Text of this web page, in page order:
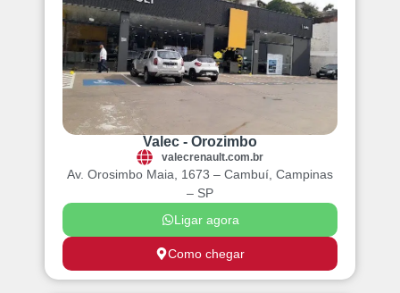
Valec - Orozimbo
valecrenault.com.br
Como chegar
Ligar agora
Av. Orosimbo Maia, 1673 – Cambuí, Campinas
– SP